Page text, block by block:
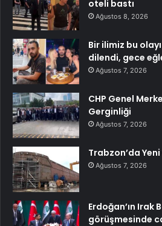
oteli bastı
Ağustos 8, 2026
Bir ilimiz bu
dilendi, gece
Ağustos 7, 2026
CHP Genel
Gerginliği
Ağustos 7, 2026
Trabzon’da Yeni
Ağustos 7, 2026
Erdoğan’ın Irak
görüşmesinde